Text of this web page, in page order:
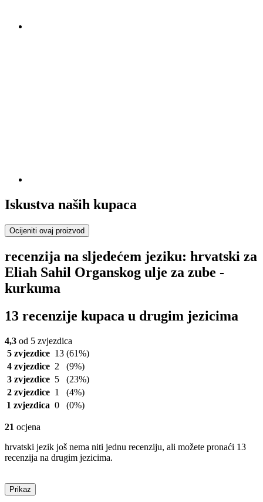
Iskustva naših kupaca
Ocijeniti ovaj proizvod
recenzija na sljedećem jeziku: hrvatski za
Eliah Sahil Organskog ulje za zube -
kurkuma
13 recenzije kupaca u drugim jezicima
4,3 od 5 zvjezdica
5 zvjezdice 13 (61%)
4 zvjezdice 2
(9%)
3 zvjezdice 5
(23%)
2 zvjezdice 1
(4%)
1 zvjezdica 0 (0%)
21 ocjena
hrvatski jezik još nema niti jednu recenziju, ali možete pronaći 13
recenzija na drugim jezicima.
Prikaz